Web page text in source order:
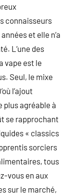
connaisseurs
et elle n’a
L’une des
vape est le
Seul, le mixe
l’ajout
plus agréable à
se rapprochant
« classics
sorciers
tous
vous en aux
sur le marché,